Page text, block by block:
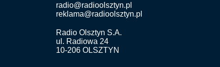
radio@radioolsztyn.pl
reklama@radioolsztyn.pl
Radio Olsztyn S.A.
ul. Radiowa 24
10-206 OLSZTYN